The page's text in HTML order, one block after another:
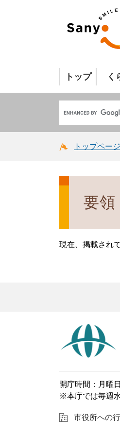
トップ く
トップページ
要領
現在、掲載され
開庁時間：月曜
※本庁では毎週
市役所への